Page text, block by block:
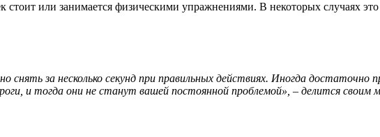
стоит или занимается физическими упражнениями. В некоторых случаях
снять за несколько секунд при правильных действиях. Иногда
и тогда они не станут вашей постоянной проблемой», – делится своим